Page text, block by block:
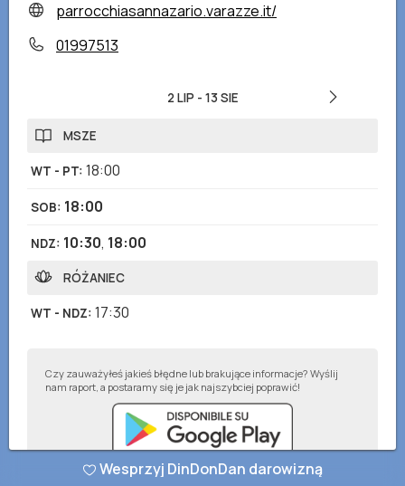
parrocchiasannazario.varazze.it/
01997513
2 LIP - 13 SIE
MSZE
WT - PT: 18:00
SOB: 18:00
NDZ: 10:30, 18:00
RÓŻANIEC
WT - NDZ: 17:30
Czy zauważyłeś jakieś błędne lub brakujące informacje? Wyślij
nam raport, a postaramy się je jak najszybciej poprawić!
Wesprzyj DinDonDan darowizną